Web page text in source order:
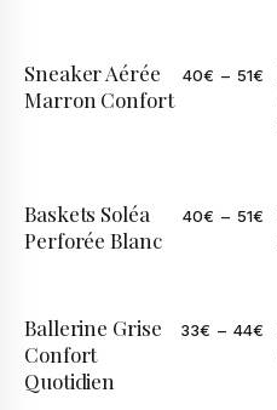
Sneaker Aérée
Marron Confort
40€ – 51€
ÉDITION LIMITÉE
Baskets Soléa
Perforée Blanc
40€ – 51€
Ballerine Grise
Confort
Quotidien
33€ – 44€